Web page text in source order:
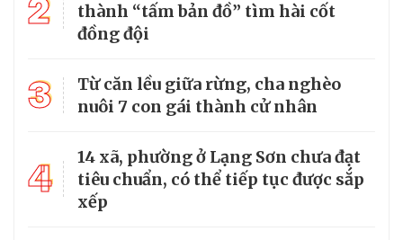
2
thành “tấm bản đồ” tìm hài cốt
đồng đội
3
Từ căn lều giữa rừng, cha nghèo
nuôi 7 con gái thành cử nhân
4
14 xã, phường ở Lạng Sơn chưa đạt
tiêu chuẩn, có thể tiếp tục được sắp
xếp